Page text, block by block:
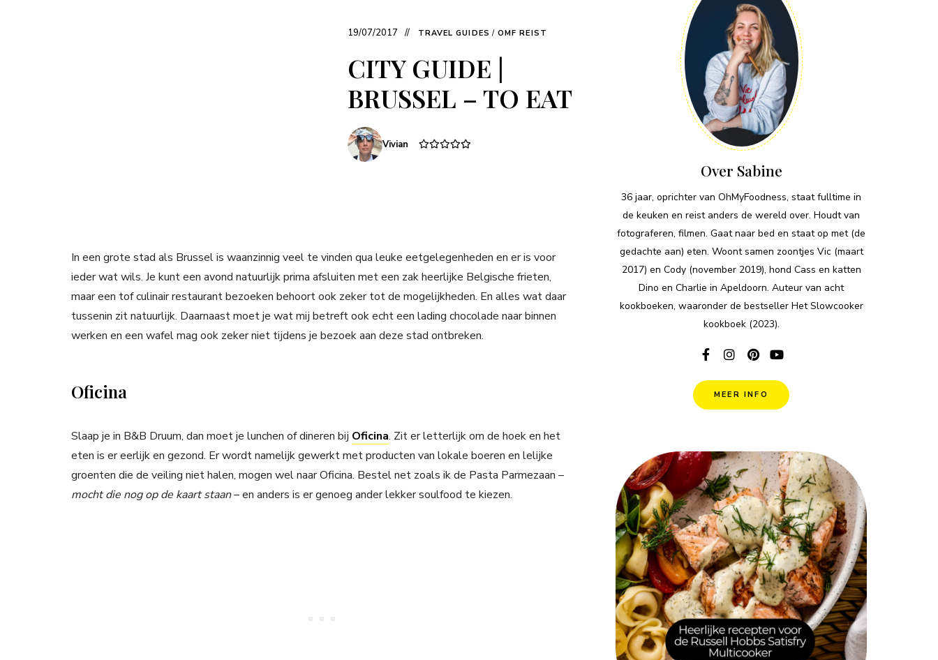
19/07/2017 TRAVEL GUIDES / OMF REIST
CITY GUIDE |
BRUSSEL – TO EAT
Vivian
In een grote stad als Brussel is waanzinnig veel te vinden qua leuke eetgelegenheden en er is voor
ieder wat wils. Je kunt een avond natuurlijk prima afsluiten met een zak heerlijke Belgische frieten,
maar een tof culinair restaurant bezoeken behoort ook zeker tot de mogelijkheden. En alles wat daar
tussenin zit natuurlijk. Daarnaast moet je wat mij betreft ook echt een lading chocolade naar binnen
werken en een wafel mag ook zeker niet tijdens je bezoek aan deze stad ontbreken.
Oficina
Slaap je in B&B Druum, dan moet je lunchen of dineren bij Oficina. Zit er letterlijk om de hoek en het
eten is er eerlijk en gezond. Er wordt namelijk gewerkt met producten van lokale boeren en lelijke
groenten die de veiling niet halen, mogen wel naar Oficina. Bestel net zoals ik de Pasta Parmezaan –
mocht die nog op de kaart staan– en anders is er genoeg ander lekker soulfood te kiezen.
Over Sabine
36 jaar, oprichter van OhMyFoodness, staat fulltime in
de keuken en reist anders de wereld over. Houdt van
fotograferen, filmen. Gaat naar bed en staat op met (de
gedachte aan) eten. Woont samen zoontjes Vic (maart
2017) en Cody (november 2019), hond Cass en katten
Dino en Charlie in Apeldoorn. Auteur van acht
kookboeken, waaronder de bestseller Het Slowcooker
kookboek (2023).
MEER INFO